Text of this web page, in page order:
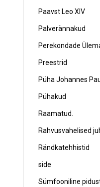
Paavst Leo XIV
Palverännakud
Perekondade
Preestrid
Püha Johannes
Pühakud
Raamatud.
Rahvusvahelised
Rändkatehhistid
side
Sümfooniline